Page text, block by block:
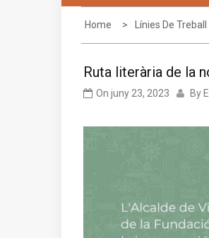
Home Línies De Treball
Ruta literària de la
On juny 23, 2023 By